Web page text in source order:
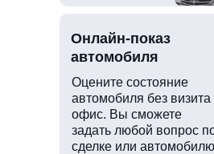
Оцените состояние
автомобиля без визита
офис. Вы сможете
задать любой вопрос
сделке или
Онлайн-показ
автомобиля